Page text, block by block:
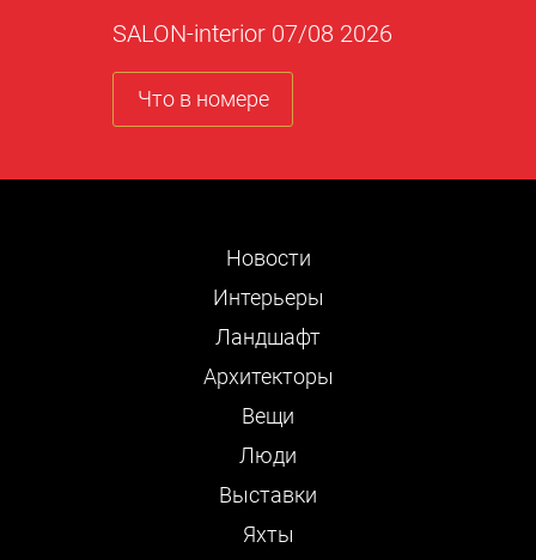
SALON-interior 07/08 2026
Что в номере
Новости
Интерьеры
Ландшафт
Архитекторы
Вещи
Люди
Выставки
Яхты